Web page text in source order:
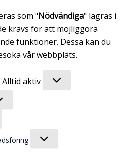
som "Nödvändiga" lagras i
krävs för att möjliggöra
funktioner. Dessa kan du
vår webbplats.
Alltid aktiv